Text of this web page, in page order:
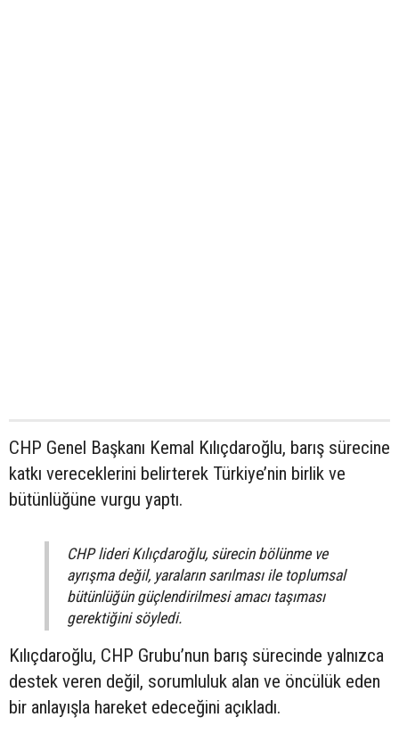
CHP Genel Başkanı Kemal Kılıçdaroğlu, barış sürecine
katkı vereceklerini belirterek Türkiye’nin birlik ve
bütünlüğüne vurgu yaptı.
CHP lideri Kılıçdaroğlu, sürecin bölünme ve
ayrışma değil, yaraların sarılması ile toplumsal
bütünlüğün güçlendirilmesi amacı taşıması
gerektiğini söyledi.
Kılıçdaroğlu, CHP Grubu’nun barış sürecinde yalnızca
destek veren değil, sorumluluk alan ve öncülük eden
bir anlayışla hareket edeceğini açıkladı.